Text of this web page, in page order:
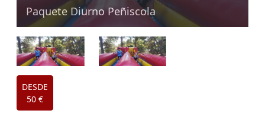
Paquete Diurno Peñiscola
DESDE
50 €